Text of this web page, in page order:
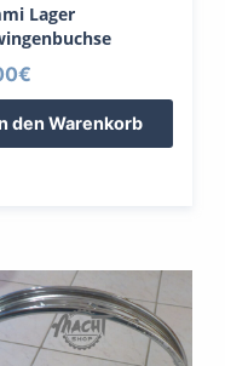
Lager
€
den Warenkorb